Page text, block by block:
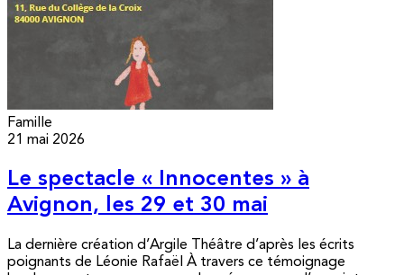
Famille
21 mai 2026
Le spectacle « Innocentes » à
Avignon, les 29 et 30 mai
La dernière création d’Argile Théâtre d’après les écrits
poignants de Léonie Rafaël À travers ce témoignage